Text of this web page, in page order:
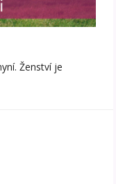
Ženství je